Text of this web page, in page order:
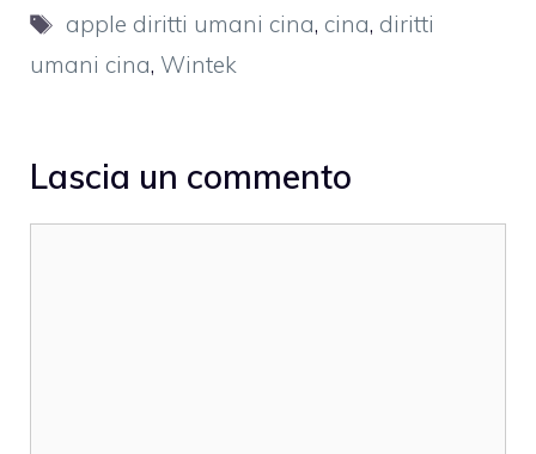
Tag
apple diritti umani cina, cina, diritti
umani cina, Wintek
Lascia un commento